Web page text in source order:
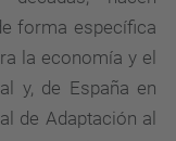
forma específica
la economía y el
y, de España en
de Adaptación al